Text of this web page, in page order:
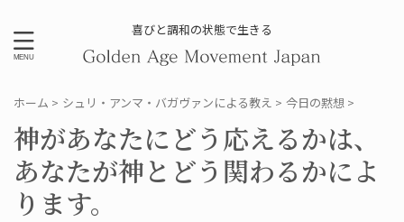
喜びと調和の状態で生きる
ホーム > シュリ・アンマ・バガヴァンによる教え > 今日の黙想 >
神があなたにどう応えるかは、
あなたが神とどう関わるかによ
ります。